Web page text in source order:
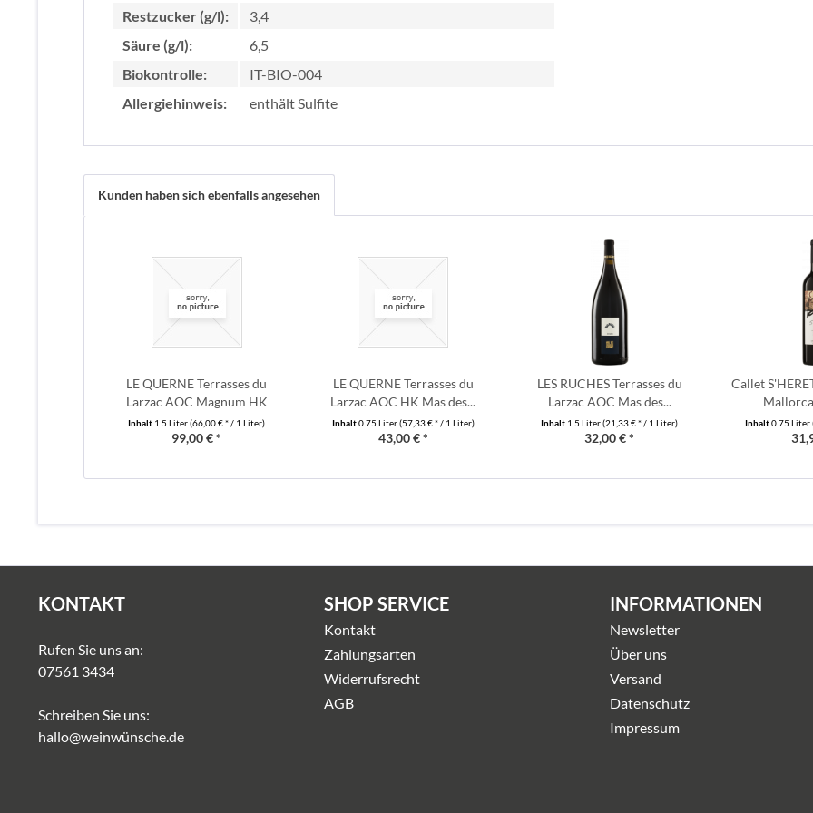
Restzucker (g/l):
3,4
Säure (g/l):
6,5
Biokontrolle:
IT-BIO-004
Allergiehinweis:
enthält Sulfite
Kunden haben sich ebenfalls angesehen
LE QUERNE Terrasses du
Larzac AOC Magnum HK
Inhalt 1.5 Liter(66,00 € * / 1 Liter)
99,00 € *
LE QUERNE Terrasses du
Larzac AOC HK Mas des...
Inhalt0.75 Liter(57,33 € * / 1 Liter)
43,00 € *
LES RUCHES Terrasses du
Larzac AOC Mas des...
Inhalt 1.5 Liter(21,33 € * / 1 Liter)
32,00 € *
Callet
Inhalt0.75 Liter
KONTAKT
Rufen Sie uns an:
07561 3434
Schreiben Sie uns:
hallo@weinwünsche.de
SHOP SERVICE
Kontakt
Zahlungsarten
Widerrufsrecht
AGB
INFORMATIONEN
Newsletter
Über uns
Versand
Datenschutz
Impressum